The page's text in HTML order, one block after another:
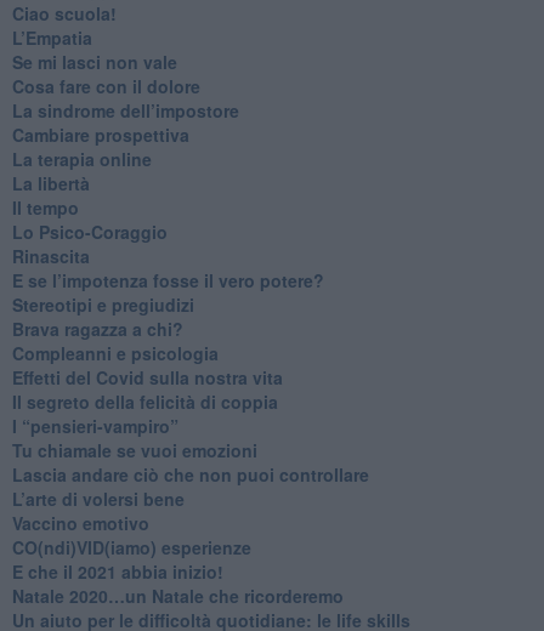
​Ciao scuola!
​L’Empatia
​Se mi lasci non vale
Cosa fare con il dolore
​La sindrome dell’impostore
​Cambiare prospettiva
La terapia online
La libertà
​Il tempo
​Lo Psico-Coraggio
Rinascita
​E se l’impotenza fosse il vero potere?
Stereotipi e pregiudizi
​Brava ragazza a chi?
​Compleanni e psicologia
Effetti del Covid sulla nostra vita
Il segreto della felicità di coppia
​I “pensieri-vampiro”
​Tu chiamale se vuoi emozioni
​Lascia andare ciò che non puoi controllare
L’arte di volersi bene
​Vaccino emotivo
CO(ndi)VID(iamo) esperienze
​E che il 2021 abbia inizio!
​Natale 2020…un Natale che ricorderemo
Un aiuto per le difficoltà quotidiane: le life skills